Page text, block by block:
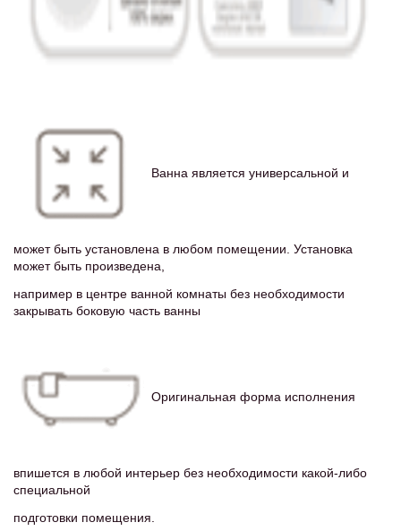
Ванна является универсальной и
может быть установлена в любом помещении. Установка
может быть произведена,
например в центре ванной комнаты без необходимости
закрывать боковую часть ванны
Оригинальная форма исполнения
впишется в любой интерьер без необходимости какой-либо
специальной
подготовки помещения.